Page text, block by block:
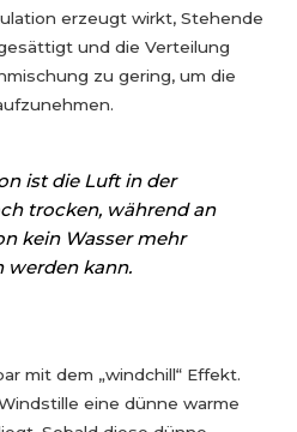
erzeugt wirkt, Stehende
und die Verteilung
zu gering, um die
ist die Luft in der
trocken, während an
kein Wasser mehr
werden kann.
mit dem „windchill“ Effekt.
eine dünne warme